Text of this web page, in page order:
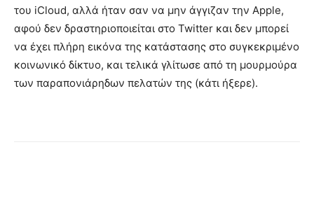
του iCloud, αλλά ήταν σαν να μην άγγιζαν την Apple,
αφού δεν δραστηριοποιείται στο Twitter και δεν μπορεί
να έχει πλήρη εικόνα της κατάστασης στο συγκεκριμένο
κοινωνικό δίκτυο, και τελικά γλίτωσε από τη μουρμούρα
των παραπονιάρηδων πελατών της (κάτι ήξερε).